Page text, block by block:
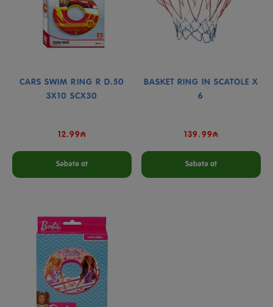
CARS SWIM RING R D.50
3X10 SCX30
12.99₼
Səbətə at
BASKET RING IN SCATOLE X
6
139.99₼
Səbətə at